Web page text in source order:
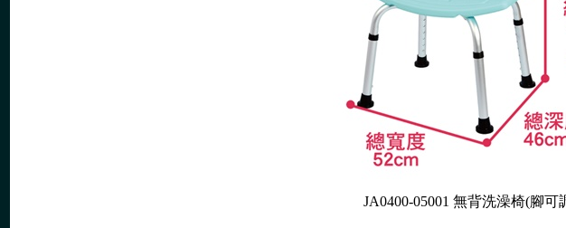
JA0400-05001 無背洗澡椅(腳可